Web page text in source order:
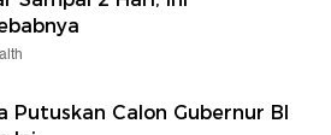
Putuskan Calon Gubernur BI